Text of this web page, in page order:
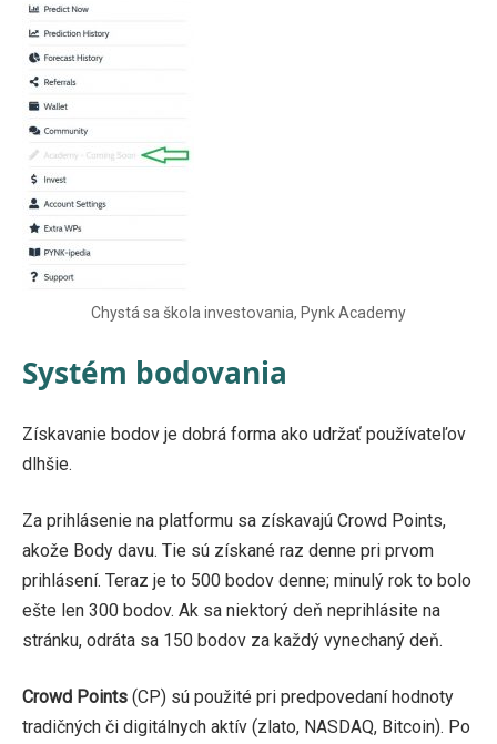
Chystá sa škola investovania, Pynk Academy
Systém bodovania
Získavanie bodov je dobrá forma ako udržať používateľov
dlhšie.
Za prihlásenie na platformu sa získavajú Crowd Points,
akože Body davu. Tie sú získané raz denne pri prvom
prihlásení. Teraz je to 500 bodov denne; minulý rok to bolo
ešte len 300 bodov. Ak sa niektorý deň neprihlásite na
stránku, odráta sa 150 bodov za každý vynechaný deň.
Crowd Points(CP) sú použité pri predpovedaní hodnoty
tradičných či digitálnych aktív (zlato, NASDAQ, Bitcoin). Po